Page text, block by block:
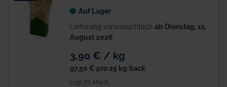
Auf Lager
Lieferung voraussichtlich ab Dienstag, 11.
August 2026
3,90 € / kg
97,50 € pro 25 kg Sack
zzgl. 7% MwSt.